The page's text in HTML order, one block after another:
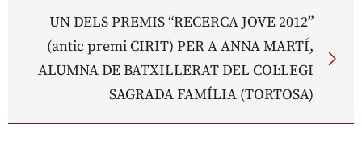
UN DELS PREMIS “RECERCA JOVE 2012”
(antic premi CIRIT) PER A ANNA MARTÍ,
ALUMNA DE BATXILLERAT DEL COL·LEGI
SAGRADA FAMÍLIA (TORTOSA)